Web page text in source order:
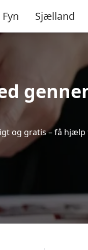
Fyn Sjælland
og gratis – få hjælp